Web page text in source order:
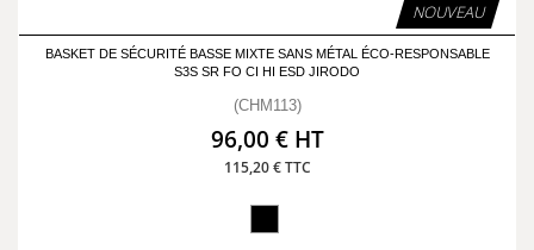
NOUVEAU
BASKET DE SÉCURITÉ BASSE MIXTE SANS MÉTAL ÉCO-RESPONSABLE
S3S SR FO CI HI ESD JIRODO
(CHM113)
96,00 € HT
115,20 € TTC